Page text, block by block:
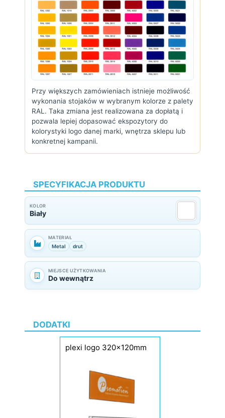
Przy większych zamówieniach istnieje możliwość
wykonania stojaków w wybranym kolorze z palety
RAL. Taka zmiana jest realizowana za dopłatą i
pozwala lepiej dopasować ekspozytory do
kolorystyki logo danej marki, wnętrza sklepu lub
konkretnej kampanii.
SPECYFIKACJA PRODUKTU
KOLOR
Biały
MATERIAŁ
Metal drut
MIEJSCE UŻYTKOWANIA
Do wewnątrz
DODATKI
plexi logo 320x120mm